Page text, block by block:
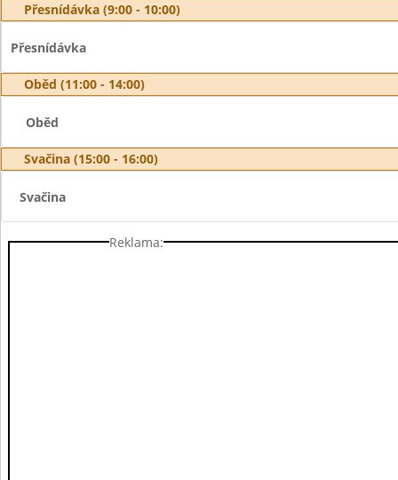
Přesnídávka (9:00 - 10:00)
Přesnídávka
Oběd (11:00 - 14:00)
Oběd
Svačina (15:00 - 16:00)
Svačina
Reklama: